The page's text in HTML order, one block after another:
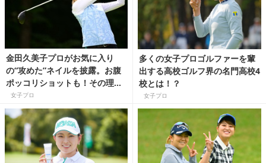
金田久美子プロがお気に入り
の“攻めた”ネイルを披露。お腹
ポッコリショットも！その理由
は？
女子プロ
多くの女子プロゴルファーを輩
出する高校ゴルフ界の名門高校4
校とは！？
女子プロ